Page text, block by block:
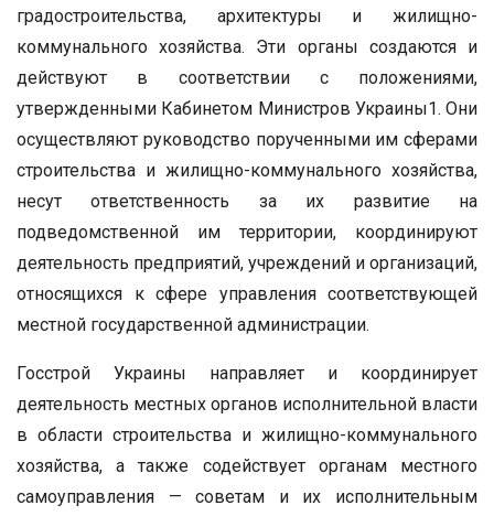
градостроительства, архитектуры и жилищно-
коммунального хозяйства. Эти органы создаются и
действуют в соответствии с положениями,
утвержденными Кабинетом Министров Украины1. Они
осуществляют руководство порученными им сферами
строительства и жилищно-коммунального хозяйства,
несут ответственность за их развитие на
подведомственной им территории, координируют
деятельность предприятий, учреждений и организаций,
относящихся к сфере управления соответствующей
местной государственной администрации.
Госстрой Украины направляет и координирует
деятельность местных органов исполнительной власти
в области строительства и жилищно-коммунального
хозяйства, а также содействует органам местного
самоуправления — советам и их исполнительным